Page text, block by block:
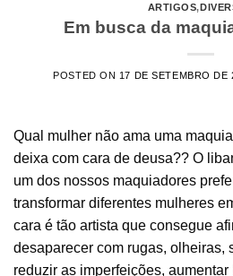
ARTIGOS,
Em busca da
POSTED ON 17 DE SETEMBRO DE
Qual mulher não ama uma
deixa com cara de deusa?? O
um dos nossos maquiadores
transformar diferentes mulheres
cara é tão artista que consegue
desaparecer com rugas, olheiras,
reduzir as imperfeições,